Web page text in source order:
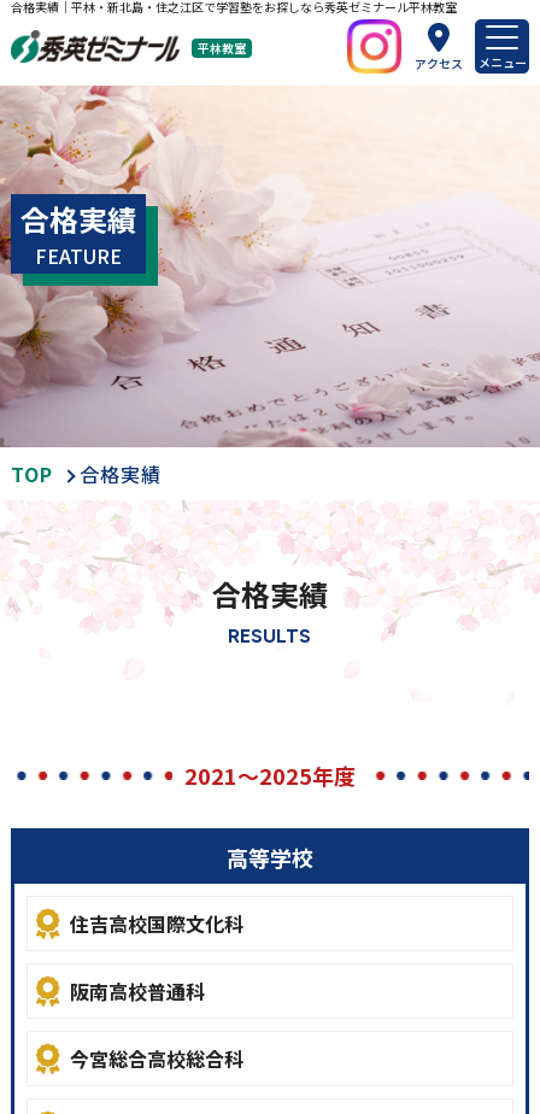
合格実績｜平林・新北島・住之江区で学習塾をお探しなら秀英ゼミナール平林教室
平林教室
アクセス
メニュー
合格実績
FEATURE
TOP 合格実績
合格実績
RESULTS
2021～2025年度
高等学校
住吉高校国際文化科
阪南高校普通科
今宮総合高校総合科